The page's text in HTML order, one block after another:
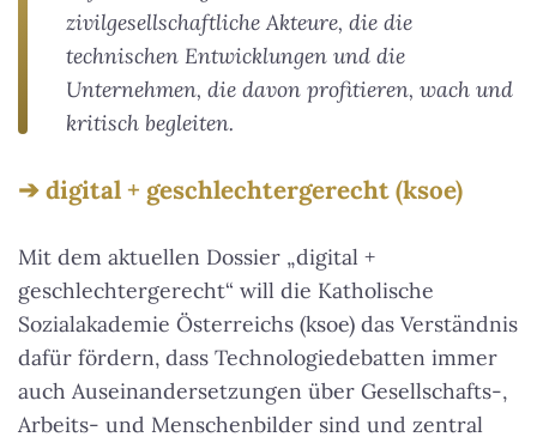
zivilgesellschaftliche Akteure, die die
technischen Entwicklungen und die
Unternehmen, die davon profitieren, wach und
kritisch begleiten.
digital + geschlechtergerecht (ksoe)
Mit dem aktuellen Dossier „digital +
geschlechtergerecht“ will die Katholische
Sozialakademie Österreichs (ksoe) das Verständnis
dafür fördern, dass Technologiedebatten immer
auch Auseinandersetzungen über Gesellschafts-,
Arbeits- und Menschenbilder sind und zentral